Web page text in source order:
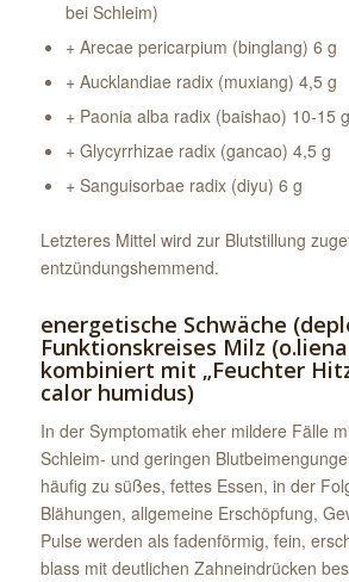
bei Schleim)
+ Arecae pericarpium (binglang) 6 g
+ Aucklandiae radix (muxiang) 4,5 g
+ Paonia alba radix (baishao) 10-15 g
+ Glycyrrhizae radix (gancao) 4,5 g
+ Sanguisorbae radix (diyu) 6 g
Letzteres Mittel wird zur Blutstillung
entzündungshemmend.
energetische Schwäche
Funktionskreises Milz
kombiniert mit „Feuchter
calor humidus)
In der Symptomatik eher mildere Fälle
Schleim- und geringen
häufig zu süßes, fettes Essen, in der
Blähungen, allgemeine Erschöpfung,
Pulse werden als fadenförmig, fein,
blass mit deutlichen Zahneindrücken